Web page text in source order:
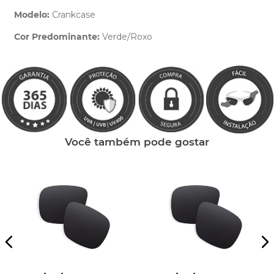
Modelo: Crankcase
Cor Predominante: Verde/Roxo
Você também pode gostar